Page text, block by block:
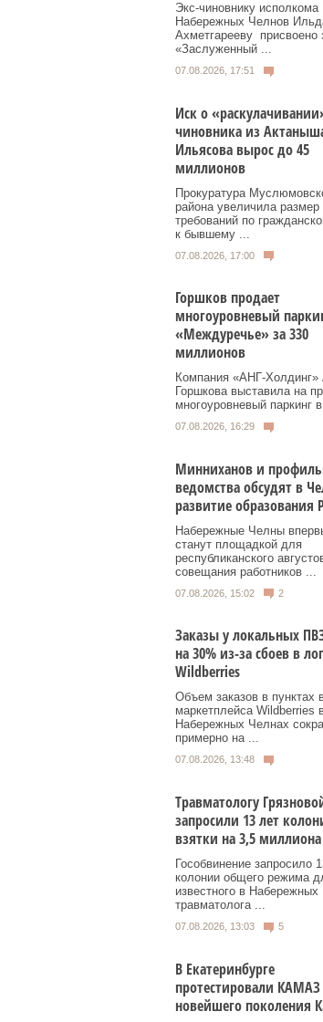
Экс‑чиновнику исполкома
Набережных Челнов
Ахметгарееву присвоено
«Заслуженный ...
07.08.2026, 17:51
Иск о
чиновника из
Ильясова вырос до 45
миллионов
Прокуратура
района увеличила размер
требований по
к бывшему ...
07.08.2026, 17:00
Горшков продает
многоуровневый
«Междуречье» за 330
миллионов
Компания «АНГ-Холдинг»
Горшкова выставила на
многоуровневый паркинг
07.08.2026, 16:29
Минниханов и
ведомства обсудят в
развитие образования
Набережные Челны
станут площадкой для
республиканского
совещания работников ...
07.08.2026, 15:02 2
Заказы у локальных
на 30% из-за сбоев в
Wildberries
Объем заказов в пунктах
маркетплейса Wildberries
Набережных Челнах
примерно на ...
07.08.2026, 13:48
Травматологу
запросили 13 лет
взятки на 3,5
Гособвинение запросило
колонии общего режима
известного в Набережных
травматолога ...
07.08.2026, 13:03 5
В Екатеринбурге
протестировали КАМАЗ
новейшего поколения